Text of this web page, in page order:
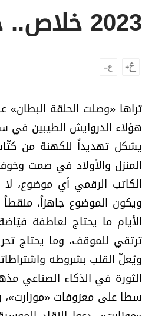
فيديو
إنفوجراف
قصة صورة
كاريكتير
برامج
عدد اليوم
مواقيت الصلاة
الأحوال الجوية
2023 خلاص.. جَفّت الأقلام!
تراها «وصلت الحلقة
هؤلاء الدروايش الطيبين في
يشكل تهديداً للكهنة من
المنزل والأولاد في صمت
الكاتب الرقمي أي موضوع،
ويكون الموضوع جاهزاً،
الأيام ما يحتاج لعاطفة
ترتقي للموقف، وما يحتاج
ويُعلّ القلب بشروطه
الثورة في الذكاء الصناعي
سطا على معزوفات